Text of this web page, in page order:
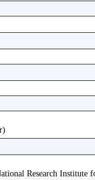
Research Institute